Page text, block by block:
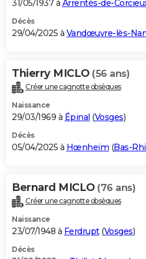
31/05/1937 à Arrentès-de-
Décès
29/04/2025 à Vandœuvre-lès-
Thierry MICLO (56 ans)
Créer une cagnotte obsèques
Naissance
29/03/1969 à Épinal (Vosges)
Décès
05/04/2025 à Hœnheim (Bas-
Bernard MICLO (76 ans)
Créer une cagnotte obsèques
Naissance
23/07/1948 à Ferdrupt(Vosges)
Décès